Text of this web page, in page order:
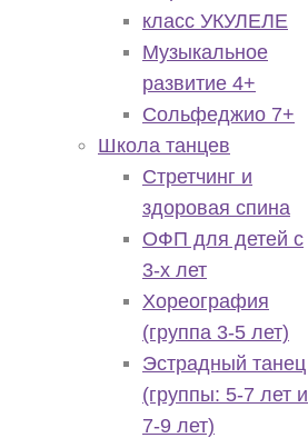
класс УКУЛЕЛЕ
Музыкальное
развитие 4+
Сольфеджио 7+
Школа танцев
Стретчинг и
здоровая спина
ОФП для детей с
3-х лет
Хореография
(группа 3-5 лет)
Эстрадный танец
(группы: 5-7 лет и
7-9 лет)